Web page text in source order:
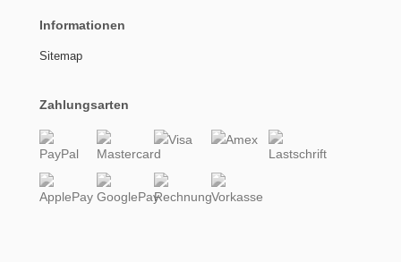
Informationen
Sitemap
Zahlungsarten